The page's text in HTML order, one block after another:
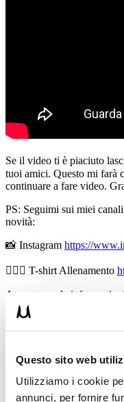
Questo sito web
Utilizziamo i cookie
annunci, per fornire
Se il video ti è piaciuto
tuoi amici. Questo mi farà
continuare a fare video.
PS: Seguimi sui miei
novità:
📸 Instagram https://
🏋🏻‍♂️ T-shirt Allenamento
Avvertenze: le
sostituirsi in nessun
L’autore declina ogni
risultanti dall’uso di tali
il trx, e con altri attrezzi
prestare la massima
adatte al proprio livello di
fiducia prima di